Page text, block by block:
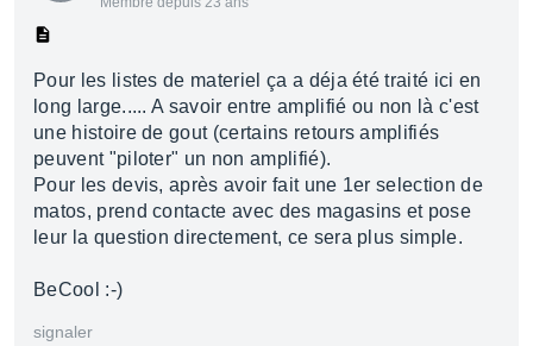
Pour les listes de materiel ça a déja été traité ici en
long large..... A savoir entre amplifié ou non là c'est
une histoire de gout (certains retours amplifiés
peuvent "piloter" un non amplifié).
Pour les devis, après avoir fait une 1er selection de
matos, prend contacte avec des magasins et pose
leur la question directement, ce sera plus simple.
BeCool :-)
signaler